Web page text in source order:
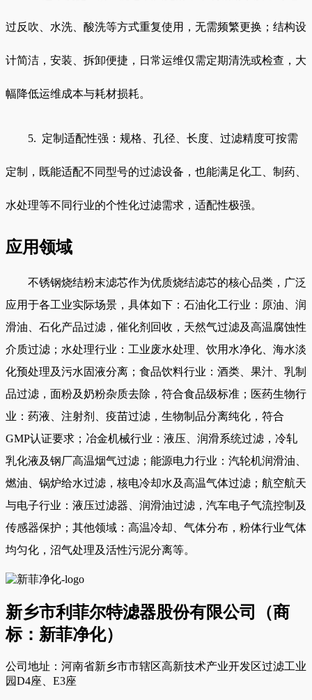
过反吹、水洗、酸洗等方式重复使用，无需频繁更换；结构设
计简洁，安装、拆卸便捷，日常运维仅需定期清洗或检查，大
幅降低运维成本与耗材损耗。
5. 定制适配性强：规格、孔径、长度、过滤精度可按需
定制，既能适配不同型号的过滤设备，也能满足化工、制药、
水处理等不同行业的个性化过滤需求，适配性极强。
应用领域
不锈钢烧结粉末滤芯作为优质烧结滤芯的核心品类，广泛
应用于各工业实际场景，具体如下：石油化工行业：原油、润
滑油、石化产品过滤，催化剂回收，天然气过滤及高温腐蚀性
介质过滤；水处理行业：工业废水处理、饮用水净化、海水淡
化预处理及污水固液分离；食品饮料行业：酒类、果汁、乳制
品过滤，面粉及奶粉杂质去除，符合食品级标准；医药生物行
业：药液、注射剂、疫苗过滤，生物制品分离纯化，符合
GMP认证要求；冶金机械行业：液压、润滑系统过滤，冷轧
乳化液及钢厂高温烟气过滤；能源电力行业：汽轮机润滑油、
燃油、锅炉给水过滤，核电冷却水及高温气体过滤；航空航天
与电子行业：液压过滤器、润滑油过滤，汽车电子气流控制及
传感器保护；其他领域：高温冷却、气体分布，粉体行业气体
均匀化，沼气处理及活性污泥分离等。
新乡市利菲尔特滤器股份有限公司（商
标：新菲净化）
公司地址：河南省新乡市市辖区高新技术产业开发区过滤工业
园D4座、E3座